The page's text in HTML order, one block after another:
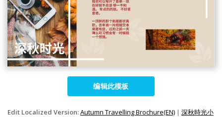
编辑此模板
Edit Localized Version:Autumn Travelling Brochure(EN) | 深秋時光小